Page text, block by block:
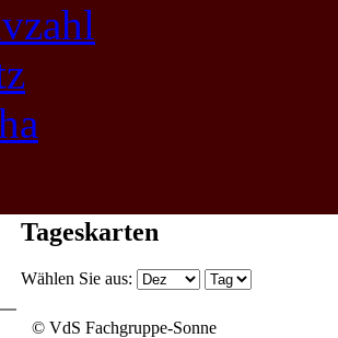
Tageskarten
Wählen Sie aus:
© VdS Fachgruppe-Sonne